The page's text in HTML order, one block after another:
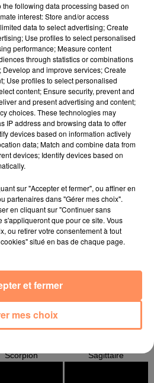
Taureau Gémeaux
Scorpion Sagittaire
the following data processing based on
interest: Store and/or access
data to select advertising; Create
Use profiles to select personalised
performance; Measure content
through statistics or combinations
Develop and improve services; Create
Use profiles to select personalised
content; Ensure security, prevent and
and present advertising and content;
choices. These technologies may
IP address and browsing data to offer
devices based on information actively
data; Match and combine data from
devices; Identify devices based on
sur "Accepter et fermer", ou affiner en
partenaires dans "Gérer mes choix".
en cliquant sur "Continuer sans
s'appliqueront que pour ce site. Vous
ou retirer votre consentement à tout
situé en bas de chaque page.
mes choix
et fermer